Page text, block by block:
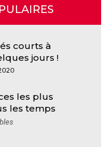
courts à
jours !
les plus
les temps